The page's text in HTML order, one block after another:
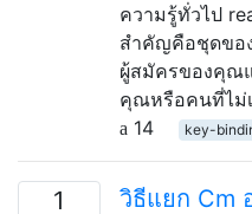
ความรู้ทั่วไป
สำคัญคือชุดขอ
ผู้สมัครของคุณ
คุณหรือคนที่ไม่
14
key-
1 วิธีแยก Cm